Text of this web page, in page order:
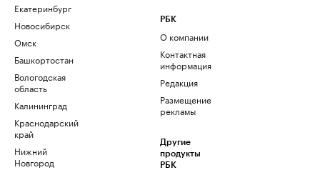
Екатеринбург
Новосибирск
Омск
Башкортостан
Вологодская
область
Калининград
Краснодарский
край
Нижний
Новгород
РБК
О компании
Контактная
информация
Редакция
Размещение
рекламы
Другие
продукты
РБК